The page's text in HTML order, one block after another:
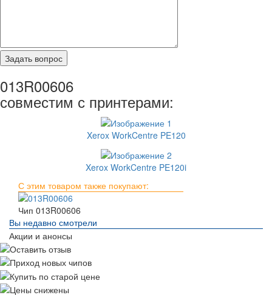
013R00606
совместим с принтерами:
Xerox WorkCentre PE120
Xerox WorkCentre PE120i
С этим товаром также покупают:
Чип 013R00606
Вы недавно смотрели
Акции и анонсы